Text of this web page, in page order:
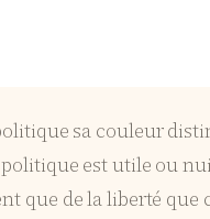
sa couleur
est utile ou
que de la liberté que